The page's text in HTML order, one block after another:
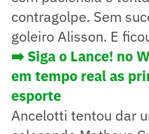
contragolpe. Sem
goleiro Alisson. E
➡️ Siga o Lance! no
em tempo real as
esporte
Ancelotti tentou dar